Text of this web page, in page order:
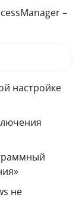
–
настройке
не